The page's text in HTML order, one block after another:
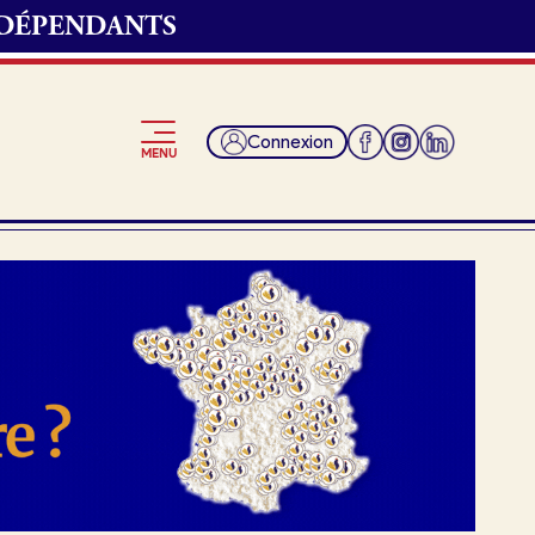
MENU Connexion
Je suis fournisseur